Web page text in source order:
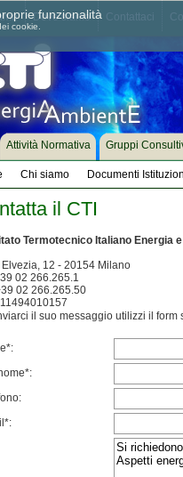
Dove siamo
Chi siamo Documenti
Attività Normativa Gruppi
il CTI
Termotecnico Italiano Energia
12 - 20154 Milano
02 266.265.1
02 266.265.50
11494010157
il suo messaggio utilizzi il form
funzionalità
cookie.